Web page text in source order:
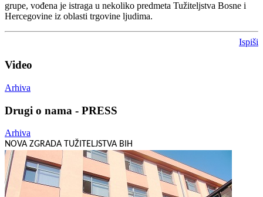
grupe, vođena je istraga u nekoliko predmeta Tužiteljstva Bosne i
Hercegovine iz oblasti trgovine ljudima.
Ispiši
Video
Arhiva
Drugi o nama - PRESS
Arhiva
NOVA ZGRADA TUŽITELJSTVA BIH